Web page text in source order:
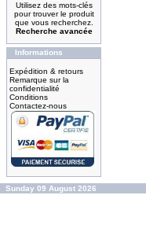
Utilisez des mots-clés
pour trouver le produit
que vous recherchez.
Recherche avancée
Informations
Expédition & retours
Remarque sur la
confidentialité
Conditions
Contactez-nous
Sunday 09 August 2026